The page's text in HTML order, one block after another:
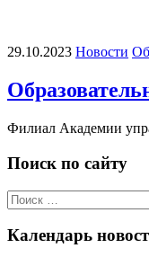
29.10.2023 Новости
Филиал Академии
Поиск по сайту
Поиск
по:
Календарь